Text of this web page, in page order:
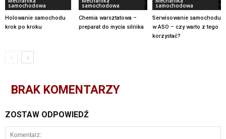
samochodowa
Holowanie samochodu
krok po kroku
samochodowa
Chemia warsztatowa –
preparat do mycia silnika
samochodowa
Serwisowanie samochodu
w ASO – czy warto z tego
korzystać?
BRAK KOMENTARZY
ZOSTAW ODPOWIEDŹ